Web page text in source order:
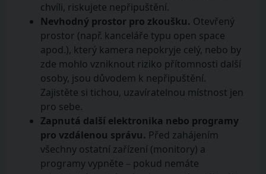
chvíli, riskujete nepřipuštění.
Nevhodný prostor pro zkoušku. Otevřený
prostor (např. kanceláře typu open space
apod.), který kamera nepokryje celý, nebo by
zde mohlo vzniknout riziko přítomnosti další
osoby, jsou důvodem k nepřipuštění.
Zajistěte si tichou, uzavíratelnou místnost jen
pro sebe.
Zapnutá další elektronika nebo programy
pro vzdálenou správu. Před zahájením
všechny ostatní zařízení (monitory) a
programy vypněte – pokud nemáte